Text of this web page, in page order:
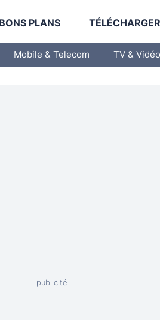
BONS PLANS
Mobile & Telecom TV & Vidéo